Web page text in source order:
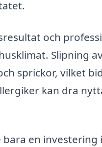
och
Slipning
sprickor, vilket
kan dra
en investering